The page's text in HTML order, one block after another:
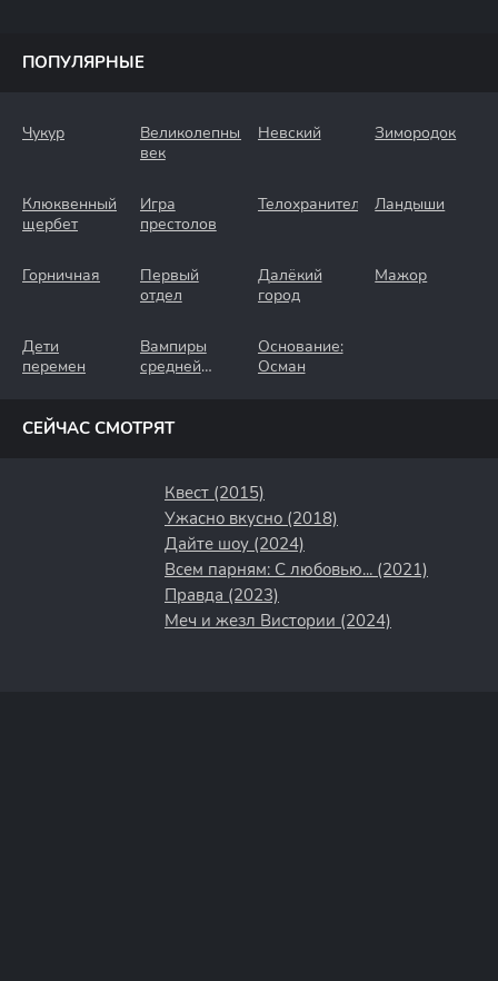
ПОПУЛЯРНЫЕ
Чукур
Великолепный
век
Невский Зимородок
Клюквенный
щербет
Игра
престолов
Телохранители Ландыши
Горничная
Первый
отдел
Далёкий
город
Мажор
Дети
перемен
Вампиры
средней
Основание:
Осман
СЕЙЧАС СМОТРЯТ
Квест (2015)
Ужасно вкусно (2018)
Дайте шоу (2024)
Всем парням: С любовью... (2021)
Правда (2023)
Меч и жезл Вистории (2024)